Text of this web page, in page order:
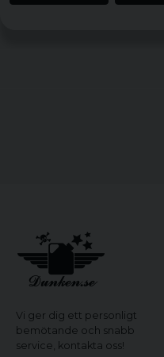
Vi ger dig ett personligt
bemötande och snabb
service, kontakta oss!